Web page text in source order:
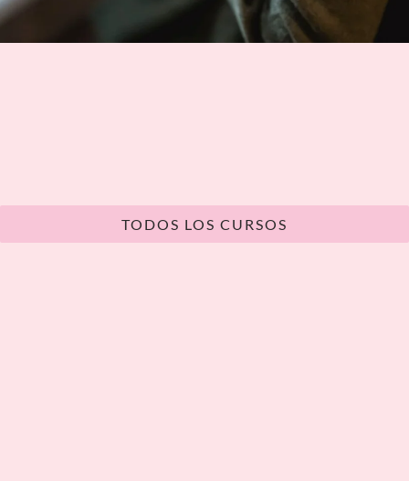
TODOS LOS CURSOS